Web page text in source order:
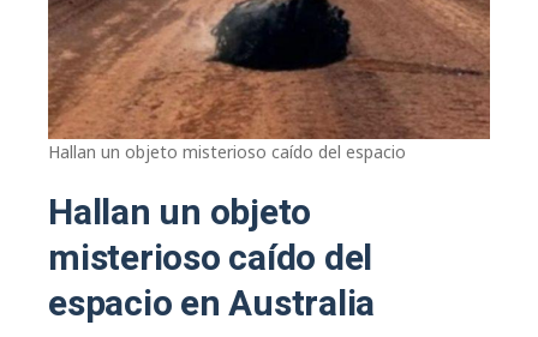
Hallan un objeto misterioso caído del espacio
Hallan un objeto
misterioso caído del
espacio en Australia